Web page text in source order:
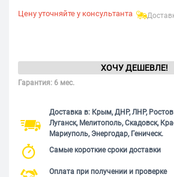
Цену уточняйте у консультанта
ХОЧУ ДЕШЕВЛЕ!
Гарантия: 6 мес.
Доставка в: Крым, ДНР, ЛНР,
Луганск, Мелитополь, Скадовск,
Мариуполь, Энергодар, Геническ.
Самые короткие сроки доставки
Оплата при получении и проверке